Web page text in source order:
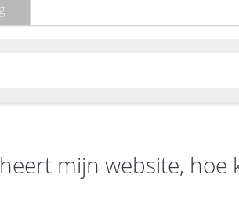
mijn website, hoe